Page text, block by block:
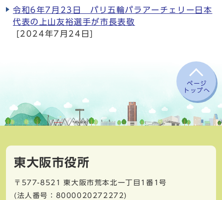
令和6年7月23日 パリ五輪パラアーチェリー日本
代表の上山友裕選手が市長表敬
[2024年7月24日]
ページ
トップへ
東大阪市役所
〒577-8521
東大阪市荒本北一丁目1番1号
(法人番号：8000020272272)